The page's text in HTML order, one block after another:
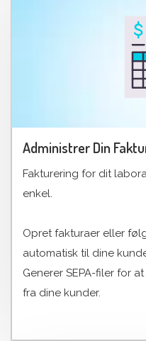
Administrer Din
Fakturering for dit
enkel.
Opret fakturaer eller
automatisk til dine
Generer SEPA-filer for
fra dine kunder.